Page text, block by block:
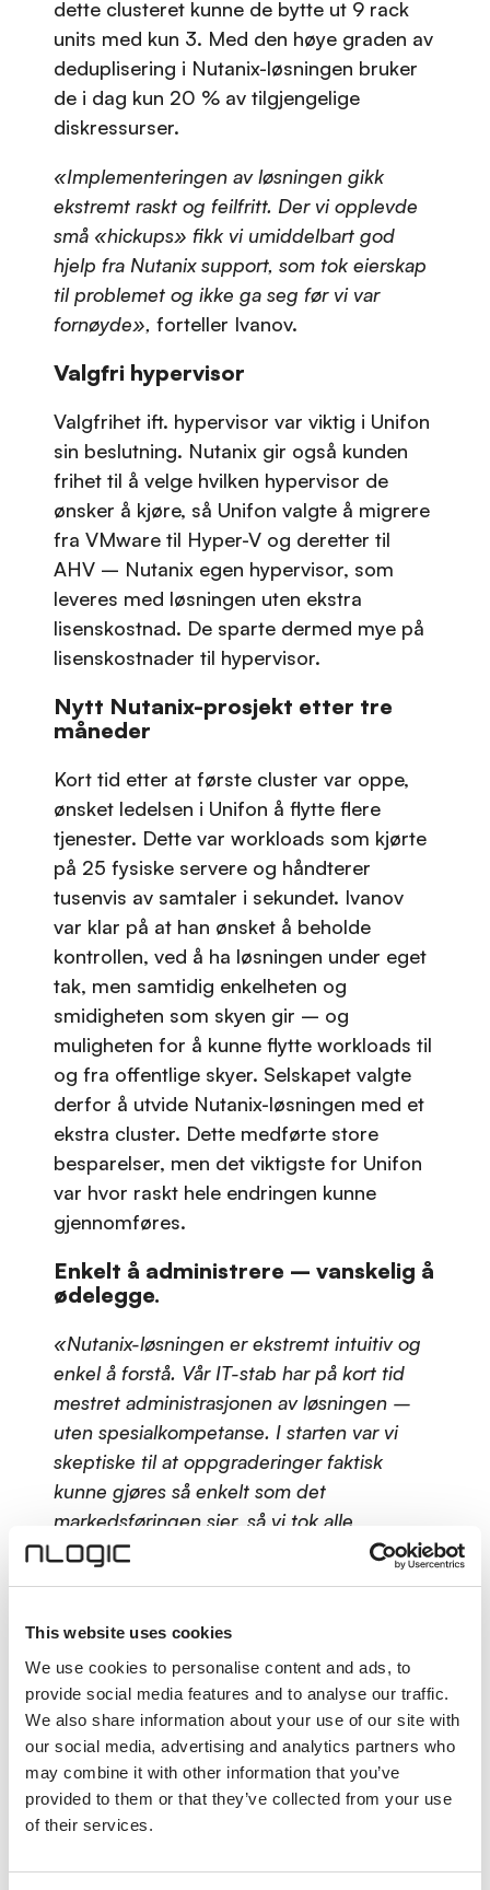
This website uses cookies
We use cookies to personalise content and ads, to
provide social media features and to analyse our traffic.
We also share information about your use of our site with
our social media, advertising and analytics partners who
may combine it with other information that you’ve
provided to them or that they’ve collected from your use
of their services.
dette clusteret kunne de bytte ut 9 rack
units med kun 3. Med den høye graden av
deduplisering i Nutanix-løsningen bruker
de i dag kun 20 % av tilgjengelige
diskressurser.
«Implementeringen av løsningen gikk
ekstremt raskt og feilfritt. Der vi opplevde
små «hickups» fikk vi umiddelbart god
hjelp fra Nutanix support, som tok eierskap
til problemet og ikke ga seg før vi var
fornøyde», forteller Ivanov.
Valgfri hypervisor
Valgfrihet ift. hypervisor var viktig i Unifon
sin beslutning. Nutanix gir også kunden
frihet til å velge hvilken hypervisor de
ønsker å kjøre, så Unifon valgte å migrere
fra VMware til Hyper-V og deretter til
AHV – Nutanix egen hypervisor, som
leveres med løsningen uten ekstra
lisenskostnad. De sparte dermed mye på
lisenskostnader til hypervisor.
Nytt Nutanix-prosjekt etter tre
måneder
Kort tid etter at første cluster var oppe,
ønsket ledelsen i Unifon å flytte flere
tjenester. Dette var workloads som kjørte
på 25 fysiske servere og håndterer
tusenvis av samtaler i sekundet. Ivanov
var klar på at han ønsket å beholde
kontrollen, ved å ha løsningen under eget
tak, men samtidig enkelheten og
smidigheten som skyen gir – og
muligheten for å kunne flytte workloads til
og fra offentlige skyer. Selskapet valgte
derfor å utvide Nutanix-løsningen med et
ekstra cluster. Dette medførte store
besparelser, men det viktigste for Unifon
var hvor raskt hele endringen kunne
gjennomføres.
Enkelt å administrere – vanskelig å
ødelegge.
«Nutanix-løsningen er ekstremt intuitiv og
enkel å forstå. Vår IT-stab har på kort tid
mestret administrasjonen av løsningen –
uten spesialkompetanse. I starten var vi
skeptiske til at oppgraderinger faktisk
kunne gjøres så enkelt som det
markedsføringen sier, så vi tok alle
forhåndsregler før vi trykket på knappen.
Nå har vi erfart at virkeligheten faktisk
trykker på «upgrade» og så ser vi at
løsningen selv migrerer workloads mellom
nodene, og gjennomfører oppgraderingen
uten nedetid og problemer – på dagtid –
under produksjon. Faktisk gjør vi alle
operasjoner, som oppgraderinger,
migreringer og deployment av nye
nedetid.